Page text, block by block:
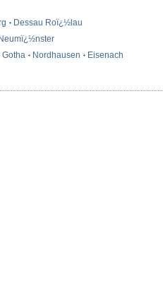
Dessau Roï¿½lau
Gotha Nordhausen
Eisenach